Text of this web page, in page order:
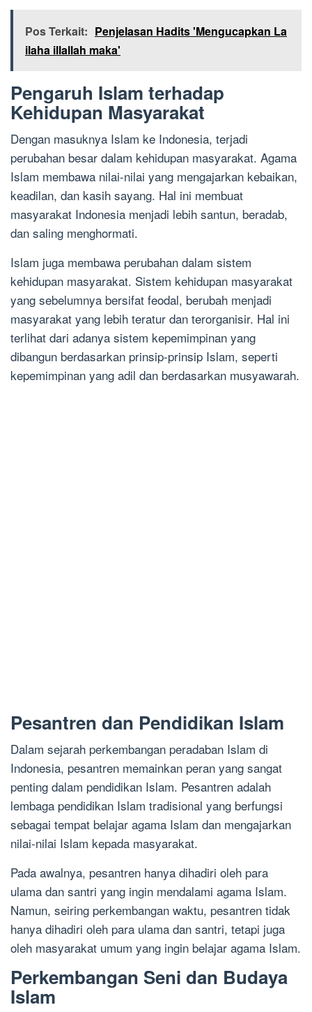
Pos Terkait: Penjelasan Hadits 'Mengucapkan La
ilaha illallah maka'
Pengaruh Islam terhadap
Kehidupan Masyarakat
Dengan masuknya Islam ke Indonesia, terjadi
perubahan besar dalam kehidupan masyarakat. Agama
Islam membawa nilai-nilai yang mengajarkan kebaikan,
keadilan, dan kasih sayang. Hal ini membuat
masyarakat Indonesia menjadi lebih santun, beradab,
dan saling menghormati.
Islam juga membawa perubahan dalam sistem
kehidupan masyarakat. Sistem kehidupan masyarakat
yang sebelumnya bersifat feodal, berubah menjadi
masyarakat yang lebih teratur dan terorganisir. Hal ini
terlihat dari adanya sistem kepemimpinan yang
dibangun berdasarkan prinsip-prinsip Islam, seperti
kepemimpinan yang adil dan berdasarkan musyawarah.
Pesantren dan Pendidikan Islam
Dalam sejarah perkembangan peradaban Islam di
Indonesia, pesantren memainkan peran yang sangat
penting dalam pendidikan Islam. Pesantren adalah
lembaga pendidikan Islam tradisional yang berfungsi
sebagai tempat belajar agama Islam dan mengajarkan
nilai-nilai Islam kepada masyarakat.
Pada awalnya, pesantren hanya dihadiri oleh para
ulama dan santri yang ingin mendalami agama Islam.
Namun, seiring perkembangan waktu, pesantren tidak
hanya dihadiri oleh para ulama dan santri, tetapi juga
oleh masyarakat umum yang ingin belajar agama Islam.
Perkembangan Seni dan Budaya
Islam